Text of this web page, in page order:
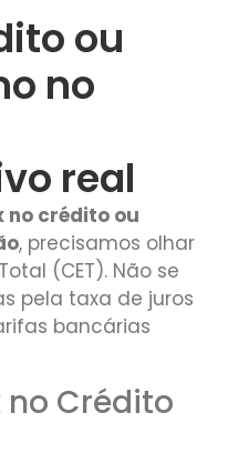
ou
no
real
no crédito ou
, precisamos olhar
(CET). Não se
pela taxa de juros
bancárias
no Crédito